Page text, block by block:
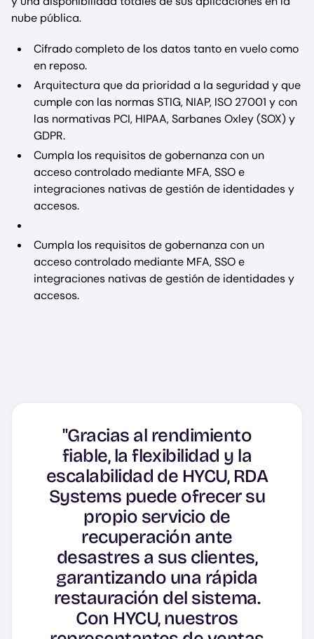
nube pública.
Cifrado completo de los datos tanto en vuelo como
en reposo.
Arquitectura que da prioridad a la seguridad y que
cumple con las normas STIG, NIAP, ISO 27001 y con
las normativas PCI, HIPAA, Sarbanes Oxley (SOX) y
GDPR.
Cumpla los requisitos de gobernanza con un
acceso controlado mediante MFA, SSO e
integraciones nativas de gestión de identidades y
accesos.
Cumpla los requisitos de gobernanza con un
acceso controlado mediante MFA, SSO e
integraciones nativas de gestión de identidades y
accesos.
"Gracias al rendimiento
fiable, la flexibilidad y la
escalabilidad de HYCU, RDA
Systems puede ofrecer su
propio servicio de
recuperación ante
desastres a sus clientes,
garantizando una rápida
restauración del sistema.
Con HYCU, nuestros